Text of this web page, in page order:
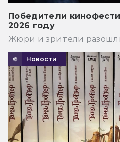
Победители
2026 году
Жюри и зрители
Новости